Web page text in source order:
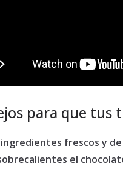
para que
ingredientes frescos y
el